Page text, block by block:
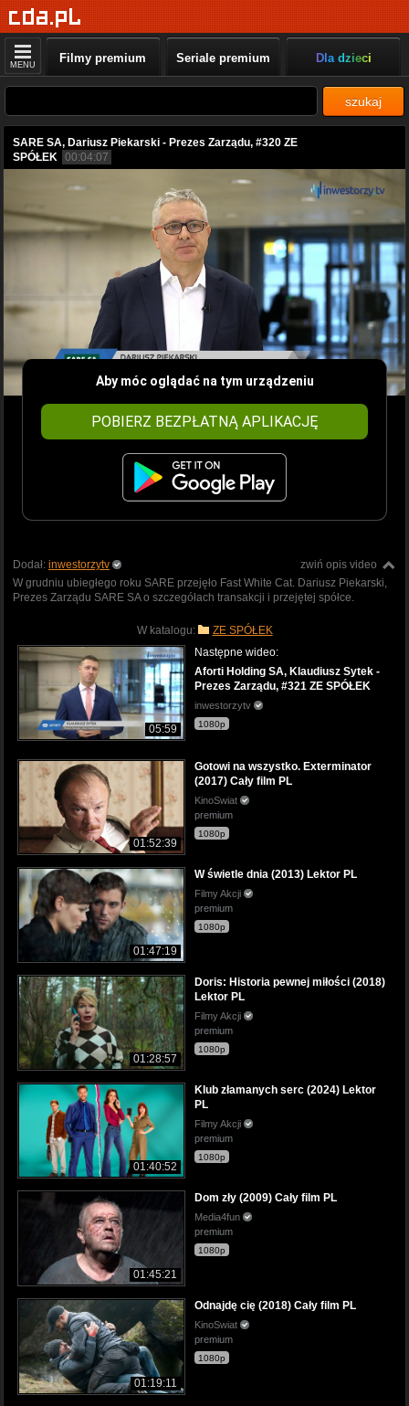
MENU Filmy premium Seriale premium Dla dzieci
szukaj
SARE SA, Dariusz Piekarski - Prezes Zarządu, #320 ZE
SPÓŁEK 00:04:07
Aby móc oglądać na tym urządzeniu
POBIERZ BEZPŁATNĄ APLIKACJĘ
zwiń opis video
Dodał: inwestorzytv
W grudniu ubiegłego roku SARE przejęło Fast White Cat. Dariusz Piekarski,
Prezes Zarządu SARE SA o szczegółach transakcji i przejętej spółce.
W katalogu: ZE SPÓŁEK
05:59
Następne wideo:
Aforti Holding SA, Klaudiusz Sytek -
Prezes Zarządu, #321 ZE SPÓŁEK
inwestorzytv
1080p
01:52:39
Gotowi na wszystko. Exterminator
(2017) Cały film PL
KinoSwiat
premium
1080p
01:47:19
W świetle dnia (2013) Lektor PL
Filmy Akcji
premium
1080p
01:28:57
Doris: Historia pewnej miłości (2018)
Lektor PL
Filmy Akcji
premium
1080p
01:40:52
Klub złamanych serc (2024) Lektor
PL
Filmy Akcji
premium
1080p
01:45:21
Dom zły (2009) Cały film PL
Media4fun
premium
1080p
01:19:11
Odnajdę cię (2018) Cały film PL
KinoSwiat
premium
1080p